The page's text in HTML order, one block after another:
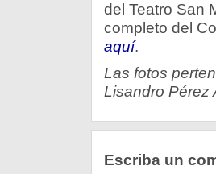
del Teatro San
completo del
aquí.
Las fotos
Lisandro Pérez
Escriba un